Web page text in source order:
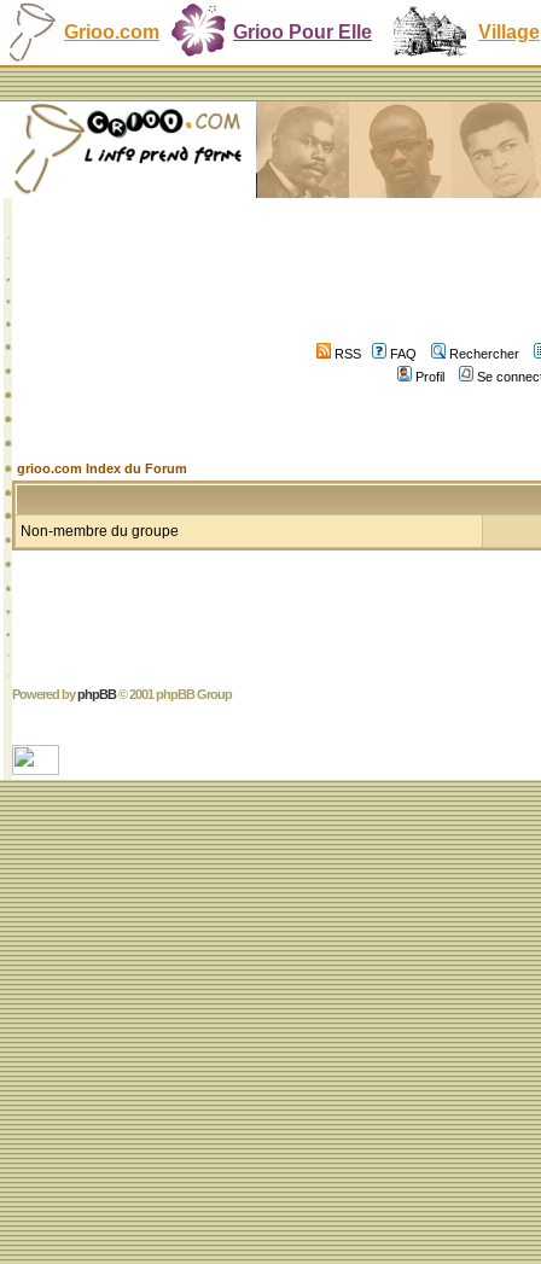
Grioo.com Grioo Pour Elle Village
RSS FAQ
Rechercher
Profil
Se
grioo.com Index du Forum
Non-membre du groupe
Powered byphpBB© 2001 phpBB Group